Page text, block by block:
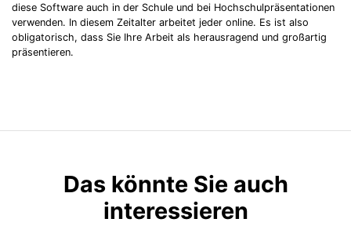
diese Software auch in der Schule und bei Hochschulpräsentationen
verwenden. In diesem Zeitalter arbeitet jeder online. Es ist also
obligatorisch, dass Sie Ihre Arbeit als herausragend und großartig
präsentieren.
Das könnte Sie auch
interessieren